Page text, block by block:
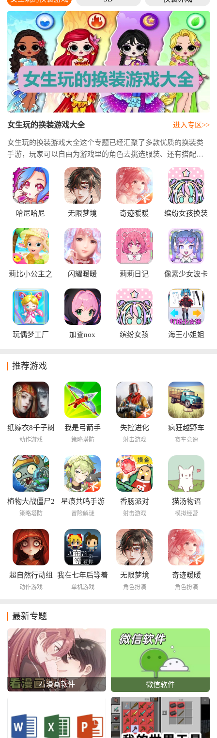
大全
女生玩的换装游戏大全
女生玩的换装游戏大全这个专题已经汇聚了多款优质的换装类
手游，玩家可以自由为游戏里的角色去挑选服装、还有搭配饰
品以及设计它的妆容，体验到从造型设计再到时尚搭配的真正
乐趣。这类游戏不仅能够提供给玩家大量风格迥异的服装选
择，还能让玩家根据角色的需求去完成各种搭配挑战，从而培
养自己的审美和创造力。无论玩家是想要日常休闲娱乐，还是
完成关卡任务，都能在这种轻松愉快的氛围中尽情地发挥自己
进入专区>>
哈尼哈尼 无限梦境 奇迹暖暖 缤纷女孩换装
莉比小公主之
闪耀暖暖 莉莉日记 像素少女波卡
玩偶梦工厂 加查nox 缤纷女孩 海王小姐姐
推荐游戏
纸嫁衣8千子树
动作游戏
我是弓箭手
策略塔防
失控进化
射击游戏
疯狂越野车
赛车竞速
植物大战僵尸2
海底世界
策略塔防
星痕共鸣手游
冒险解谜
香肠派对
射击游戏
猫汤物语
模拟经营
超自然行动组
动作游戏
我在七年后等着
你
单机游戏
无限梦境
角色扮演
奇迹暖暖
角色扮演
最新专题
看漫画软件 微信软件